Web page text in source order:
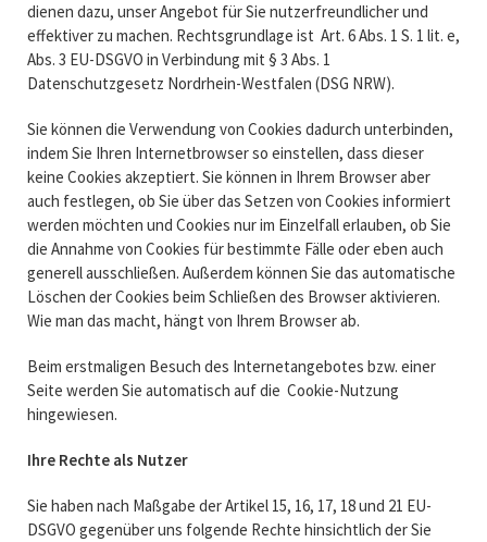
dienen dazu, unser Angebot für Sie nutzerfreundlicher und
effektiver zu machen. Rechtsgrundlage ist Art. 6 Abs. 1 S. 1 lit. e,
Abs. 3 EU-DSGVO in Verbindung mit § 3 Abs. 1
Datenschutzgesetz Nordrhein-Westfalen (DSG NRW).
Sie können die Verwendung von Cookies dadurch unterbinden,
indem Sie Ihren Internetbrowser so einstellen, dass dieser
keine Cookies akzeptiert. Sie können in Ihrem Browser aber
auch festlegen, ob Sie über das Setzen von Cookies informiert
werden möchten und Cookies nur im Einzelfall erlauben, ob Sie
die Annahme von Cookies für bestimmte Fälle oder eben auch
generell ausschließen. Außerdem können Sie das automatische
Löschen der Cookies beim Schließen des Browser aktivieren.
Wie man das macht, hängt von Ihrem Browser ab.
Beim erstmaligen Besuch des Internetangebotes bzw. einer
Seite werden Sie automatisch auf die Cookie-Nutzung
hingewiesen.
Ihre Rechte als Nutzer
Sie haben nach Maßgabe der Artikel 15, 16, 17, 18 und 21 EU-
DSGVO gegenüber uns folgende Rechte hinsichtlich der Sie